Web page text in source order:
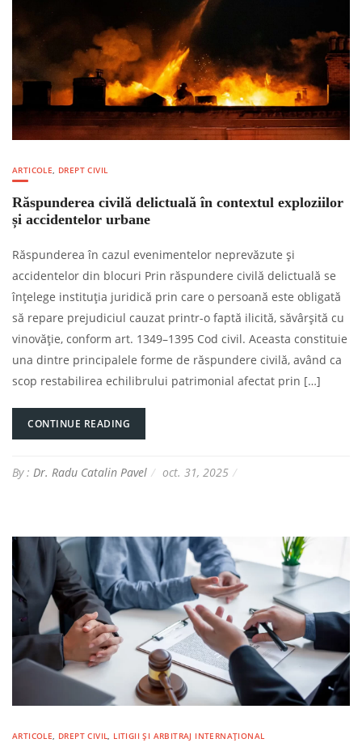
ARTICOLE, DREPT CIVIL
Răspunderea civilă delictuală în contextul exploziilor
și accidentelor urbane
Răspunderea în cazul evenimentelor neprevăzute și
accidentelor din blocuri Prin răspundere civilă delictuală se
înțelege instituția juridică prin care o persoană este obligată
să repare prejudiciul cauzat printr-o faptă ilicită, săvârșită cu
vinovăție, conform art. 1349–1395 Cod civil. Aceasta constituie
una dintre principalele forme de răspundere civilă, având ca
scop restabilirea echilibrului patrimonial afectat prin […]
CONTINUE READING
By : Dr. Radu Catalin Pavel oct. 31, 2025
ARTICOLE, DREPT CIVIL, LITIGII ȘI ARBITRAJ INTERNAȚIONAL